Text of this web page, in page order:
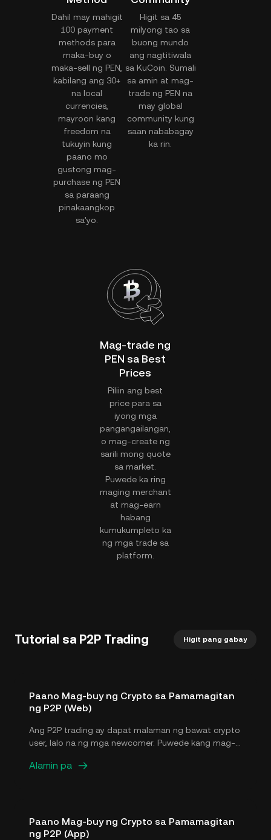
Dahil may mahigit
100 payment
methods para
maka-buy o
maka-sell ng PEN,
kabilang ang 30+
na local
currencies,
mayroon kang
freedom na
tukuyin kung
paano mo
gustong mag-
purchase ng PEN
sa paraang
pinakaangkop
sa'yo.
Higit sa 45
milyong tao sa
buong mundo
ang nagtitiwala
sa KuCoin. Sumali
sa amin at mag-
trade ng PEN na
may global
community kung
saan nababagay
ka rin.
Mag-trade ng
PEN sa Best
Prices
Piliin ang best
price para sa
iyong mga
pangangailangan,
o mag-create ng
sarili mong quote
sa market.
Puwede ka ring
maging merchant
at mag-earn
habang
kumukumpleto ka
ng mga trade sa
platform.
Tutorial sa P2P Trading Higit pang gabay
Paano Mag-buy ng Crypto sa Pamamagitan
ng P2P (Web)
Ang P2P trading ay dapat malaman ng bawat crypto
user, lalo na ng mga newcomer. Puwede kang mag-
sa ilang click lang. Bago mag-trade sa P2P market,
Alamin pa
Paano Mag-buy ng Crypto sa Pamamagitan
ng P2P (App)